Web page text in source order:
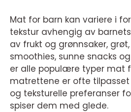
Mat for barn kan variere i
tekstur avhengig av
av frukt og grønnsaker,
smoothies, sunne snacks
er alle populære typer mat
matrettene er ofte tilpasset
og teksturelle preferanser
spiser dem med glede.